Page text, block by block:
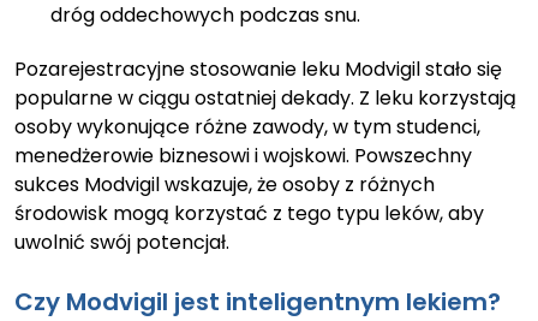
dróg oddechowych podczas snu.
Pozarejestracyjne stosowanie leku Modvigil stało się
popularne w ciągu ostatniej dekady. Z leku korzystają
osoby wykonujące różne zawody, w tym studenci,
menedżerowie biznesowi i wojskowi. Powszechny
sukces Modvigil wskazuje, że osoby z różnych
środowisk mogą korzystać z tego typu leków, aby
uwolnić swój potencjał.
Czy Modvigil jest inteligentnym lekiem?